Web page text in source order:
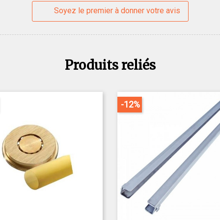
Soyez le premier à donner votre avis
Produits reliés
-12%